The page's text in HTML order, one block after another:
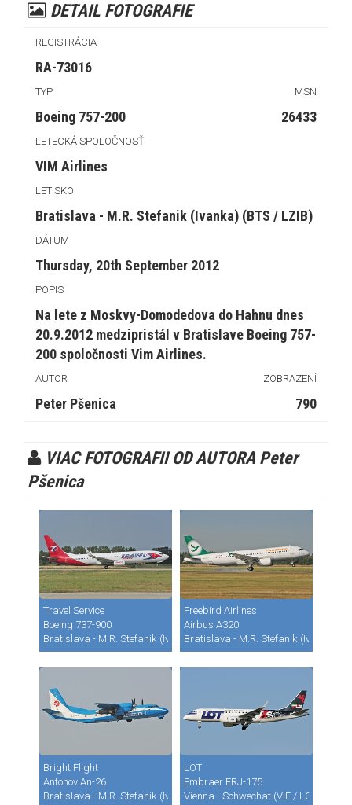
DETAIL FOTOGRAFIE
REGISTRÁCIA
RA-73016
TYP MSN
Boeing 757-200 26433
LETECKÁ SPOLOČNOSŤ
VIM Airlines
LETISKO
Bratislava - M.R. Stefanik (Ivanka) (BTS / LZIB)
DÁTUM
Thursday, 20th September 2012
POPIS
Na lete z Moskvy-Domodedova do Hahnu dnes
20.9.2012 medzipristál v Bratislave Boeing 757-
200 spoločnosti Vim Airlines.
AUTOR ZOBRAZENÍ
Peter Pšenica 790
VIAC FOTOGRAFII OD AUTORA Peter
Pšenica
Travel Service
Boeing 737-900
Bratislava - M.R. Stefanik (Ivanka) (BTS / LZIB)
Freebird Airlines
Airbus A320
Bratislava - M.R. Stefanik (Ivanka)
Bright Flight
Antonov An-26
Bratislava - M.R. Stefanik (Ivanka) (BTS / LZIB)
LOT
Embraer ERJ-175
Vienna - Schwechat (VIE / LOWW)